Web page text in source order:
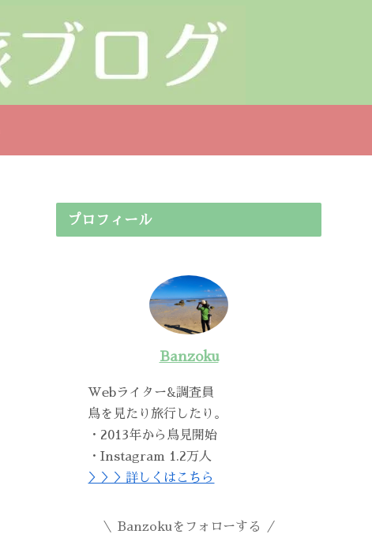
プロフィール
Banzoku
Webライター&調査員
鳥を見たり旅行したり。
・2013年から鳥見開始
・Instagram 1.2万人
＞＞＞詳しくはこちら
Banzokuをフォローする